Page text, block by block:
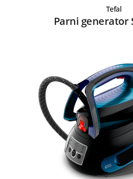
Tefal
Parni generator